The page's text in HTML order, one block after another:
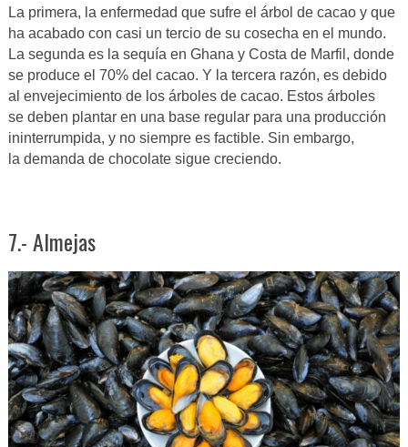
La primera, la enfermedad que sufre el árbol de cacao y que
ha acabado con casi un tercio de su cosecha en el mundo.
La segunda es la sequía en Ghana y Costa de Marfil, donde
se produce el 70% del cacao. Y la tercera razón, es debido
al envejecimiento de los árboles de cacao. Estos árboles
se deben plantar en una base regular para una producción
ininterrumpida, y no siempre es factible. Sin embargo,
la demanda de chocolate sigue creciendo.
7.- Almejas